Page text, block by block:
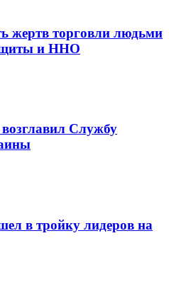
жертв торговли людьми
и ННО
Службу
в тройку лидеров на